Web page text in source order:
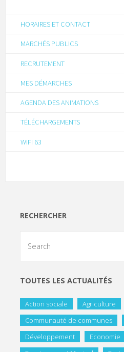
HORAIRES ET CONTACT
MARCHÉS PUBLICS
RECRUTEMENT
MES DÉMARCHES
AGENDA DES ANIMATIONS
TÉLÉCHARGEMENTS
WIFI 63
RECHERCHER
TOUTES LES ACTUALITÉS
Action sociale Agriculture
Communauté de communes
Développement
Economie